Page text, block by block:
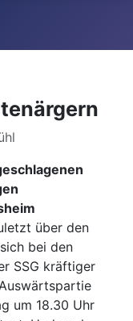
über den
bei den
SSG kräftiger
um 18.30 Uhr